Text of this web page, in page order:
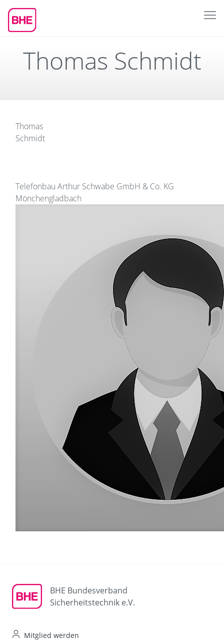
Thomas Schmidt
Thomas
Schmidt
Telefonbau Arthur Schwabe GmbH & Co. KG
Mönchengladbach
BHE Bundesverband
Sicherheitstechnik e.V.
Mitglied werden